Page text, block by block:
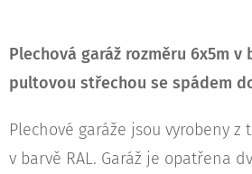
Plechová garáž rozměru 6x5m v
pultovou střechou se spádem
Plechové garáže jsou vyrobeny z
v barvě RAL. Garáž je opatřena